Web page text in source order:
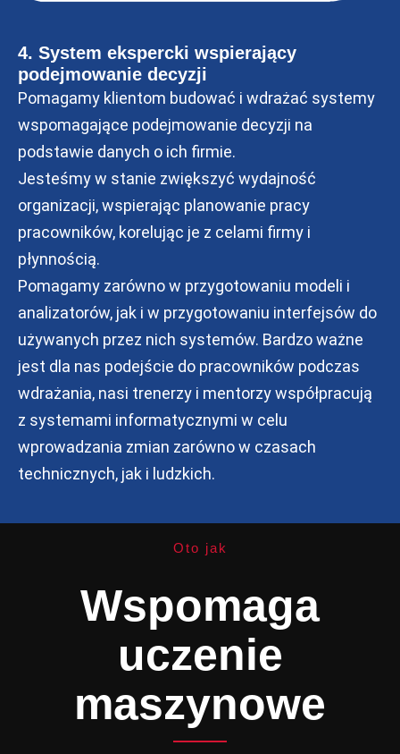
4. System ekspercki wspierający
podejmowanie decyzji
Pomagamy klientom budować i wdrażać systemy
wspomagające podejmowanie decyzji na
podstawie danych o ich firmie.
Jesteśmy w stanie zwiększyć wydajność
organizacji, wspierając planowanie pracy
pracowników, korelując je z celami firmy i
płynnością.
Pomagamy zarówno w przygotowaniu modeli i
analizatorów, jak i w przygotowaniu interfejsów do
używanych przez nich systemów. Bardzo ważne
jest dla nas podejście do pracowników podczas
wdrażania, nasi trenerzy i mentorzy współpracują
z systemami informatycznymi w celu
wprowadzania zmian zarówno w czasach
technicznych, jak i ludzkich.
Oto jak
Wspomaga
uczenie
maszynowe